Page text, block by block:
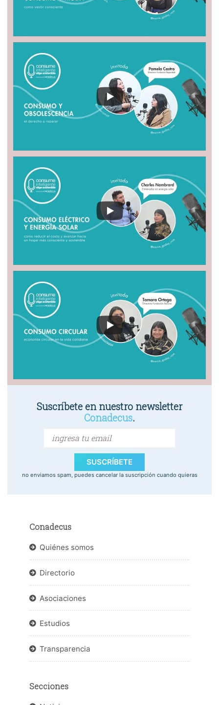
Suscríbete en nuestro newsletter
Conadecus.
SUSCRÍBETE
no enviamos spam, puedes cancelar la suscripción cuando quieras
Conadecus
Quiénes somos
Directorio
Asociaciones
Estudios
Transparencia
Secciones